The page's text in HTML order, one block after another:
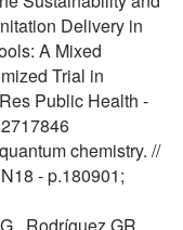
Delivery in
A Mixed
Trial in
Public Health -
chemistry. //
- p.180901;
Rodríguez GR.,